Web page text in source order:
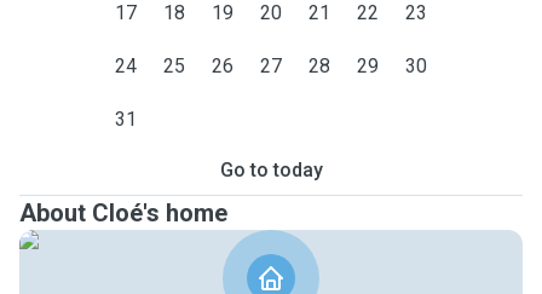
17 18 19 20 21 22 23
24 25 26 27 28 29 30
31
Go to today
About Cloé's home